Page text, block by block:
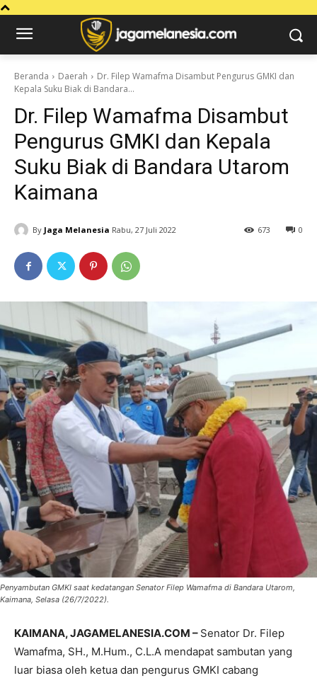
Beranda Daerah
Dr. Filep Wamafma Disambut Pengurus GMKI dan
Kepala Suku Biak di Bandara...
Dr. Filep Wamafma Disambut
Pengurus GMKI dan Kepala
Suku Biak di Bandara Utarom
Kaimana
By Jaga Melanesia Rabu, 27 Juli 2022 0
673
Penyambutan GMKI saat kedatangan Senator Filep Wamafma di Bandara Utarom,
Kaimana, Selasa (26/7/2022).
KAIMANA, JAGAMELANESIA.COM – Senator Dr. Filep
Wamafma, SH., M.Hum., C.L.A mendapat sambutan yang
luar biasa oleh ketua dan pengurus GMKI cabang